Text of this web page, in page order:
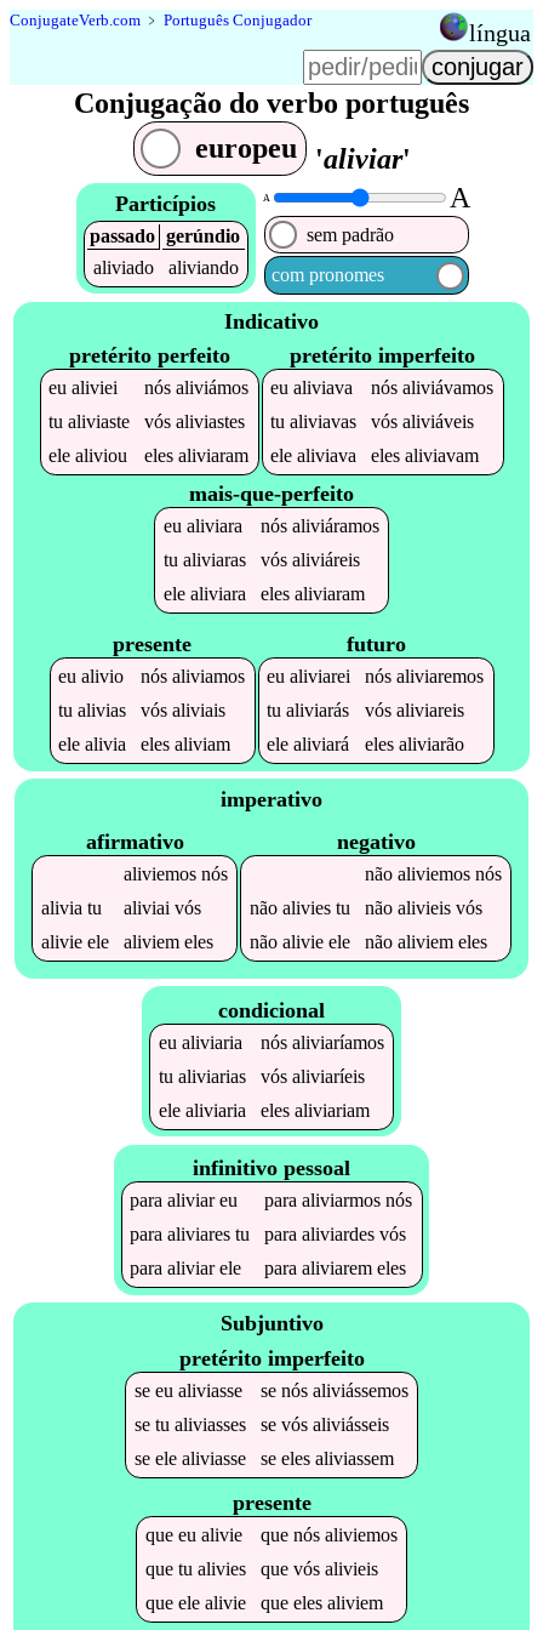
ConjugateVerb.com ﹥ Português Conjugador língua
Conjugação do verbo português
europeu
'aliviar'
Particípios
passado gerúndio
aliviado
aliviando
A A
sem padrão
com pronomes
Indicativo
pretérito perfeito
eualiviei nósaliviámos
tualiviaste vósaliviastes
elealiviou elesaliviaram
pretérito imperfeito
eualiviava nósaliviávamos
tualiviavas vósaliviáveis
elealiviava elesaliviavam
mais-que-perfeito
eu aliviara nós aliviáramos
tu aliviaras vós aliviáreis
ele aliviara eles aliviaram
presente
eualivio nósaliviamos
tualivias vósaliviais
elealivia elesaliviam
futuro
eualiviarei nósaliviaremos
tualiviarás vósaliviareis
elealiviará elesaliviarão
imperativo
afirmativo
aliviemosnós
alivia tu aliviai vós
alivieele aliviemeles
negativo
não aliviemosnós
não aliviestu não alivieisvós
não alivieele não aliviemeles
condicional
eu aliviaria nós aliviaríamos
tu aliviarias vós aliviaríeis
ele aliviaria eles aliviariam
infinitivo pessoal
paraaliviareu paraaliviarmos nós
paraaliviares tu paraaliviardes vós
paraaliviarele paraaliviarem eles
Subjuntivo
pretérito imperfeito
se eu aliviasse se nós aliviássemos
se tu aliviasses se vós aliviásseis
se ele aliviasse se eles aliviassem
presente
que eu alivie que nós aliviemos
que tu alivies que vós alivieis
que ele alivie que eles aliviem